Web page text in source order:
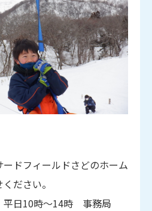
ドフィールドさどのホーム
ださい。
平日10時～14時 事務局